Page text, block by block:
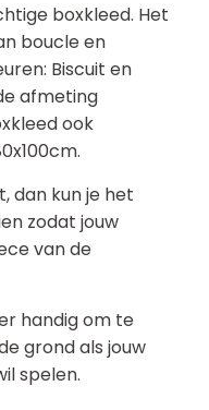
boxkleed. Het
boucle en
Biscuit en
afmeting
ook
dan kun je het
zodat jouw
van de
handig om te
grond als jouw
spelen.